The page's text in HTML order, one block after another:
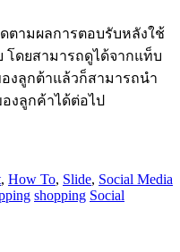
ดตามผลการตอบรับหลังใช้
ย โดยสามารถดูได้จากแท็บ
องลูกต้าแล้วก็สามารถนำ
งลูกค้าได้ต่อไป
, How To, Slide, Social Media
shopping Social